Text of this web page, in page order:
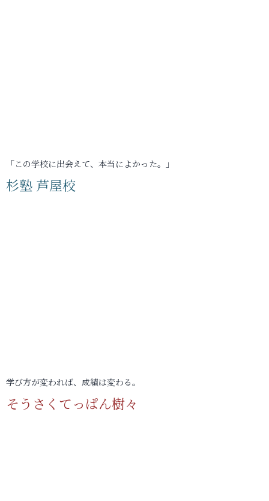
「この学校に出会えて、本当によかった。」
杉塾 芦屋校
学び方が変われば、成績は変わる。
そうさくてっぱん樹々